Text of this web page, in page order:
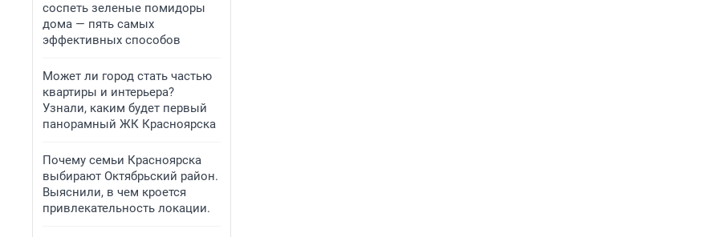
соспеть зеленые помидоры
дома — пять самых
эффективных способов
Может ли город стать частью
квартиры и интерьера?
Узнали, каким будет первый
панорамный ЖК Красноярска
Почему семьи Красноярска
выбирают Октябрьский район.
Выяснили, в чем кроется
привлекательность локации.